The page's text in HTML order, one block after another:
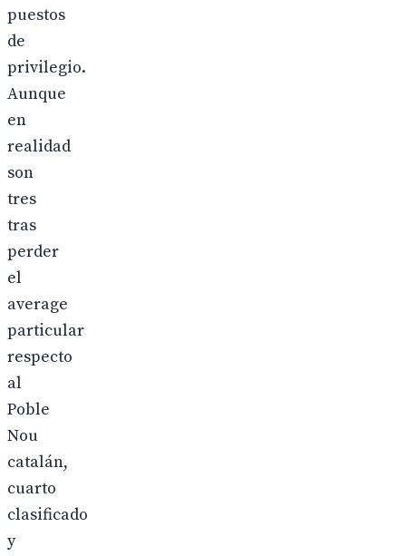
puestos
de
privilegio.
Aunque
en
realidad
son
tres
tras
perder
el
average
particular
respecto
al
Poble
Nou
catalán,
cuarto
clasificado
y